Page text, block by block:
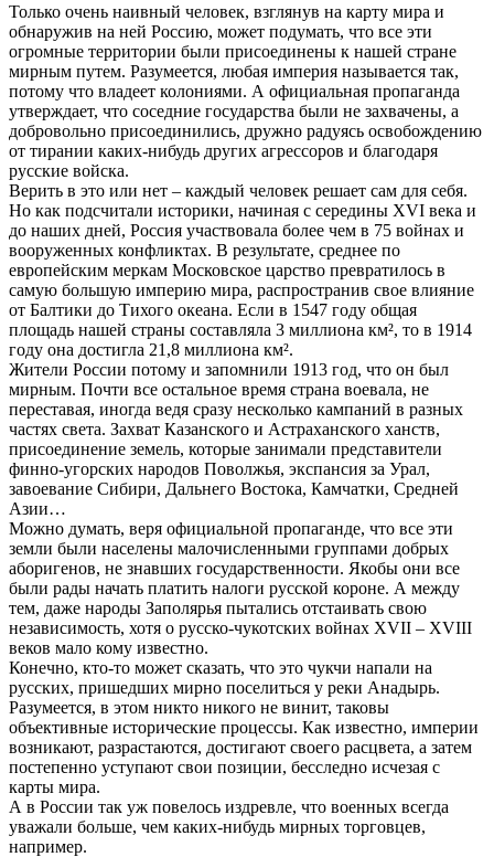
Только очень наивный человек, взглянув на карту мира и
обнаружив на ней Россию, может подумать, что все эти
огромные территории были присоединены к нашей стране
мирным путем. Разумеется, любая империя называется так,
потому что владеет колониями. А официальная пропаганда
утверждает, что соседние государства были не захвачены, а
добровольно присоединились, дружно радуясь освобождению
от тирании каких-нибудь других агрессоров и благодаря
русские войска.
Верить в это или нет – каждый человек решает сам для себя.
Но как подсчитали историки, начиная с середины XVI века и
до наших дней, Россия участвовала более чем в 75 войнах и
вооруженных конфликтах. В результате, среднее по
европейским меркам Московское царство превратилось в
самую большую империю мира, распространив свое влияние
от Балтики до Тихого океана. Если в 1547 году общая
площадь нашей страны составляла 3 миллиона км², то в 1914
году она достигла 21,8 миллиона км².
Жители России потому и запомнили 1913 год, что он был
мирным. Почти все остальное время страна воевала, не
переставая, иногда ведя сразу несколько кампаний в разных
частях света. Захват Казанского и Астраханского ханств,
присоединение земель, которые занимали представители
финно-угорских народов Поволжья, экспансия за Урал,
завоевание Сибири, Дальнего Востока, Камчатки, Средней
Азии…
Можно думать, веря официальной пропаганде, что все эти
земли были населены малочисленными группами добрых
аборигенов, не знавших государственности. Якобы они все
были рады начать платить налоги русской короне. А между
тем, даже народы Заполярья пытались отстаивать свою
независимость, хотя о русско-чукотских войнах XVII – XVIII
веков мало кому известно.
Конечно, кто-то может сказать, что это чукчи напали на
русских, пришедших мирно поселиться у реки Анадырь.
Разумеется, в этом никто никого не винит, таковы
объективные исторические процессы. Как известно, империи
возникают, разрастаются, достигают своего расцвета, а затем
постепенно уступают свои позиции, бесследно исчезая с
карты мира.
А в России так уж повелось издревле, что военных всегда
уважали больше, чем каких-нибудь мирных торговцев,
например.